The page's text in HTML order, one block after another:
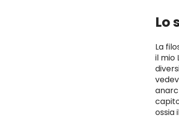
Lo
La
il mio
ossia